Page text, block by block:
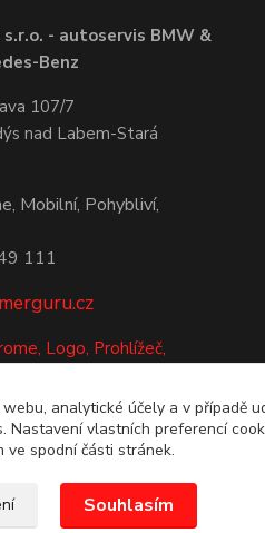
- autoservis BMW &
Benz
107/7
nad Labem-Stará
111
analytické účely a v případě
Nastavení vlastních preferencí
ve spodní části stránek.
Souhlasím